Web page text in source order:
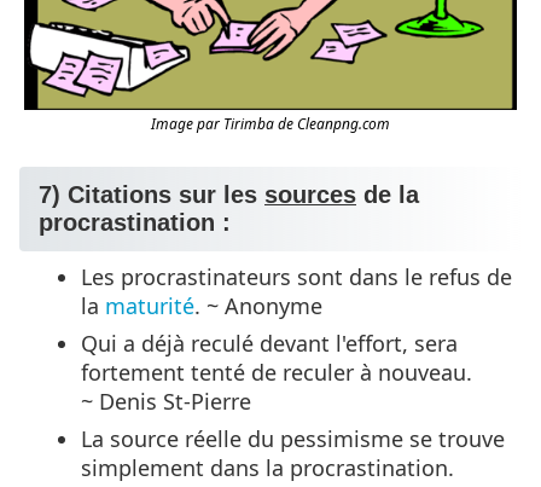
Image par Tirimba de Cleanpng.com
7) Citations sur les sources de la
procrastination :
Les procrastinateurs sont dans le refus de
la maturité. ~ Anonyme
Qui a déjà reculé devant l'effort, sera
fortement tenté de reculer à nouveau.
~ Denis St-Pierre
La source réelle du pessimisme se trouve
simplement dans la procrastination.